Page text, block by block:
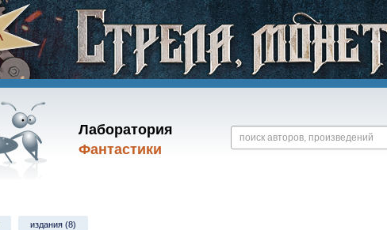
Лаборатория
Фантастики
издания (8)